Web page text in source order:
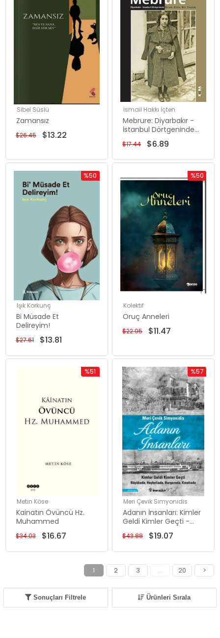
Sibel Süslü
Zamansız
$13.22
$26.45
İsmail Hakkı İçten
Mebrure: Diyarbakır -
İstanbul Dörtgeninde
Dram Dolu Bir Yaşam
$6.89
$17.44
Işık Korkunç
Bi Müsade Et
Delireyim!
$13.81
$27.61
%50
Kolektif
Oruç Anneleri
$11.47
$22.95
%50
İndirim
Metin Köse
Kainatın Övüncü Hz.
Muhammed
$16.67
$34.03
%51
Meri Çevik Simyonidis
Adanın İnsanları: Kimler
Geldi Kimler Geçti -
Büyükada Heybeliada
Burgazada Kınalıada
$19.07
$43.88
%57
İndirim
1 2 3 ... 20 >
Sonuçları Filtrele Ürünleri Sırala